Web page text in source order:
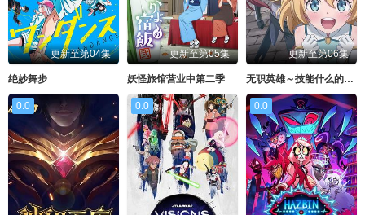
更新至第04集
绝妙舞步
更新至第05集
妖怪旅馆营业中第二季
更新至第06集
无职英雄～技能什么的毫无用处～
0.0 0.0 0.0